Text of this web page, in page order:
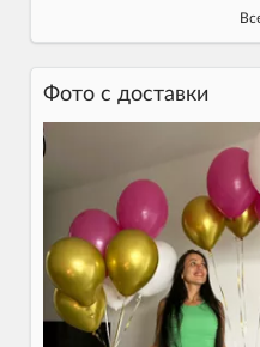
Фото c доставки